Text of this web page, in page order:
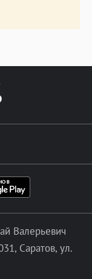
Валерьевич
Саратов, ул.